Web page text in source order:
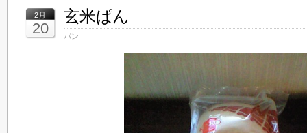
2月
20
玄米ぱん
パン